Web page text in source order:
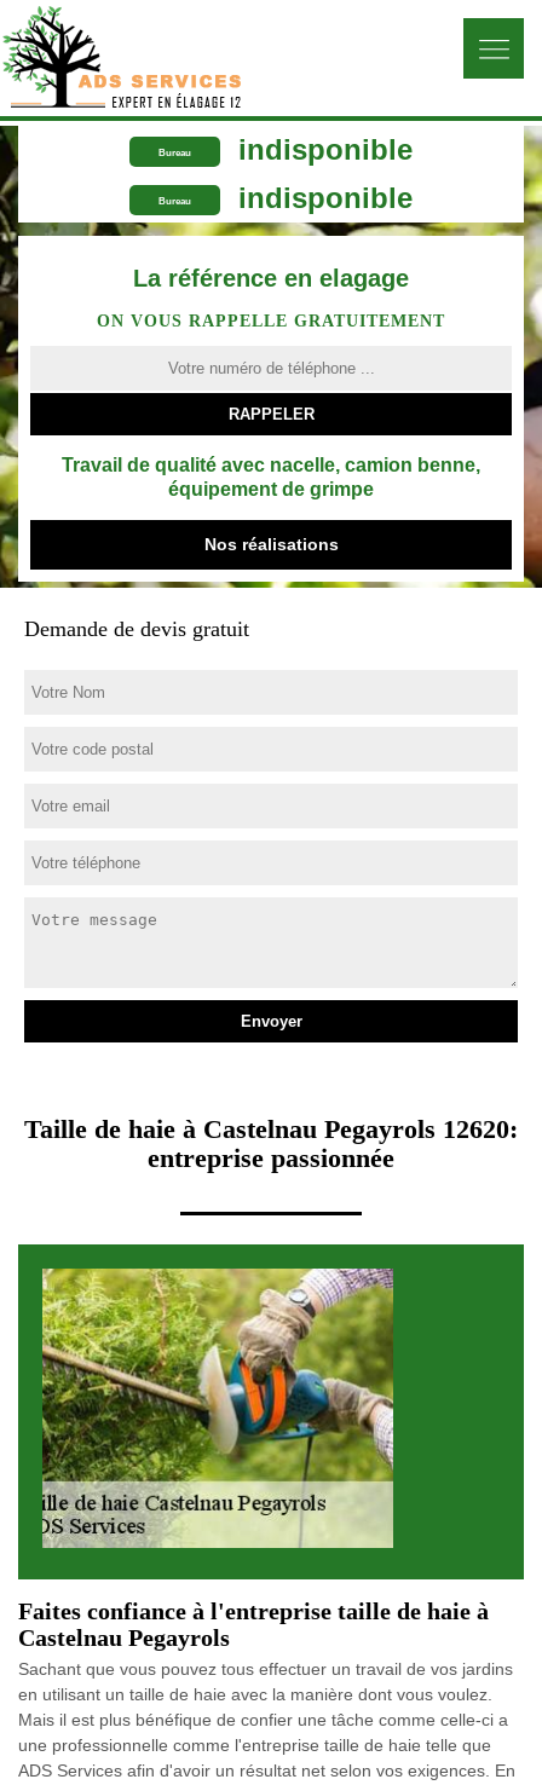
Bureau indisponible
Bureau indisponible
La référence en elagage
ON VOUS RAPPELLE GRATUITEMENT
Travail de qualité avec nacelle, camion benne,
équipement de grimpe
Nos réalisations
Demande de devis gratuit
Taille de haie à Castelnau Pegayrols 12620:
entreprise passionnée
Faites confiance à l'entreprise taille de haie à
Castelnau Pegayrols
Sachant que vous pouvez tous effectuer un travail de vos jardins
en utilisant un taille de haie avec la manière dont vous voulez.
Mais il est plus bénéfique de confier une tâche comme celle-ci a
une professionnelle comme l'entreprise taille de haie telle que
ADS Services afin d'avoir un résultat net selon vos exigences. En